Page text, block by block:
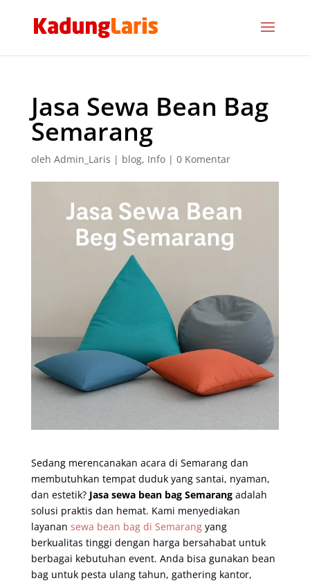
Jasa Sewa Bean Bag
Semarang
oleh Admin_Laris | blog, Info| 0 Komentar
Sedang merencanakan acara di Semarang dan
membutuhkan tempat duduk yang santai, nyaman,
dan estetik? Jasa sewa bean bag Semarangadalah
solusi praktis dan hemat. Kami menyediakan
layanan sewa bean bag di Semarangyang
berkualitas tinggi dengan harga bersahabat untuk
berbagai kebutuhan event. Anda bisa gunakan bean
bag untuk pesta ulang tahun, gathering kantor,